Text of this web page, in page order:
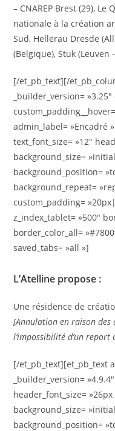
– CNAREP Brest (29), Le
nationale à la création
Sud, Hellerau Dresde
(Belgique), Stuk (Leuven
[/et_pb_text][/
_builder_version=
admin_label= »Encadré
text_font_size= »12″
background_size=
background_position=
background_repeat=
custom_padding=
z_index_tablet= »500″
border_color_all=
saved_tabs= »all »]
L’Atelline propose :
Une résidence de
[Annulation en raison
l’impossibilité d’un report
[/et_pb_text][et_pb_text
_builder_version=
header_font_size=
background_size=
background_position=